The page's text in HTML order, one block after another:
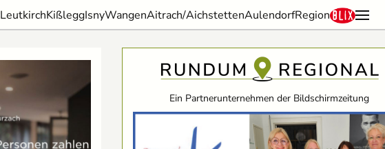
LeutkirchKißleggIsnyWangenAitrach/AichstettenAulendorfRegion
Ein Partnerunternehmen der Bildschirmzeitung